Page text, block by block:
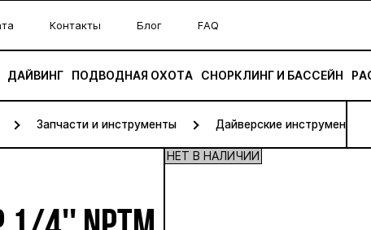
Контакты Блог FAQ
ДАЙВИНГ ПОДВОДНАЯ ОХОТА СНОРКЛИНГ И БАССЕЙН
Запчасти и инструменты Дайверские инструменты
НЕТ В НАЛИЧИИ